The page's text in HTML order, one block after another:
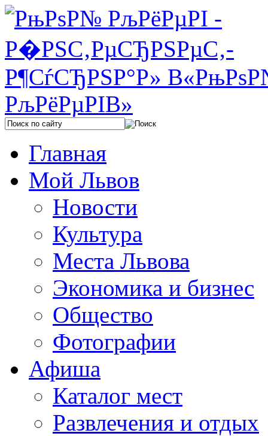
Главная
Мой Львов
Новости
Культура
Места Львова
Экономика и бизнес
Общество
Фотографии
Афиша
Каталог мест
Развлечения и отдых